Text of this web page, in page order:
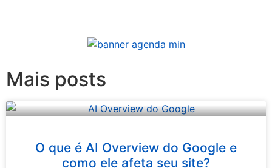
Mais posts
O que é AI Overview do Google e
como ele afeta seu site?